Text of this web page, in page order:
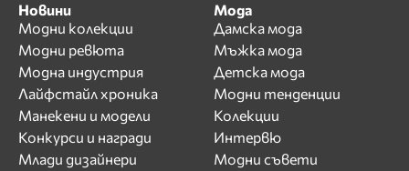
Новини
Модни колекции
Модни ревюта
Модна индустрия
Лайфстайл хроника
Манекени и модели
Конкурси и награди
Млади дизайнери
Мода
Дамска мода
Мъжка мода
Детска мода
Модни тенденции
Колекции
Интервю
Модни съвети